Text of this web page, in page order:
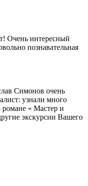
Очень интересный
познавательная
Симонов очень
узнали много
« Мастер и
экскурсии Вашего